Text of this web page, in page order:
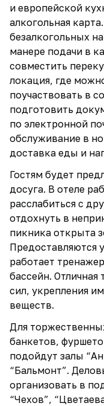
и европейской
алкогольная
безалкогольных
манере подачи в
совместить
локация, где
поучаствовать в
подготовить
по электронной
обслуживание в
доставка еды и
Гостям будет
досуга. В отеле
расслабиться с
отдохнуть в
пикника открыта
Предоставляются
работает
бассейн. Отличная
сил, укрепления
веществ.
Для
банкетов,
подойдут залы
“Бальмонт”.
организовать в
“Чехов”,